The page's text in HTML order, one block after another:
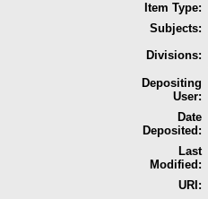
Item Type:
Subjects:
Divisions:
Depositing
User:
Date
Deposited:
Last
Modified:
URI: